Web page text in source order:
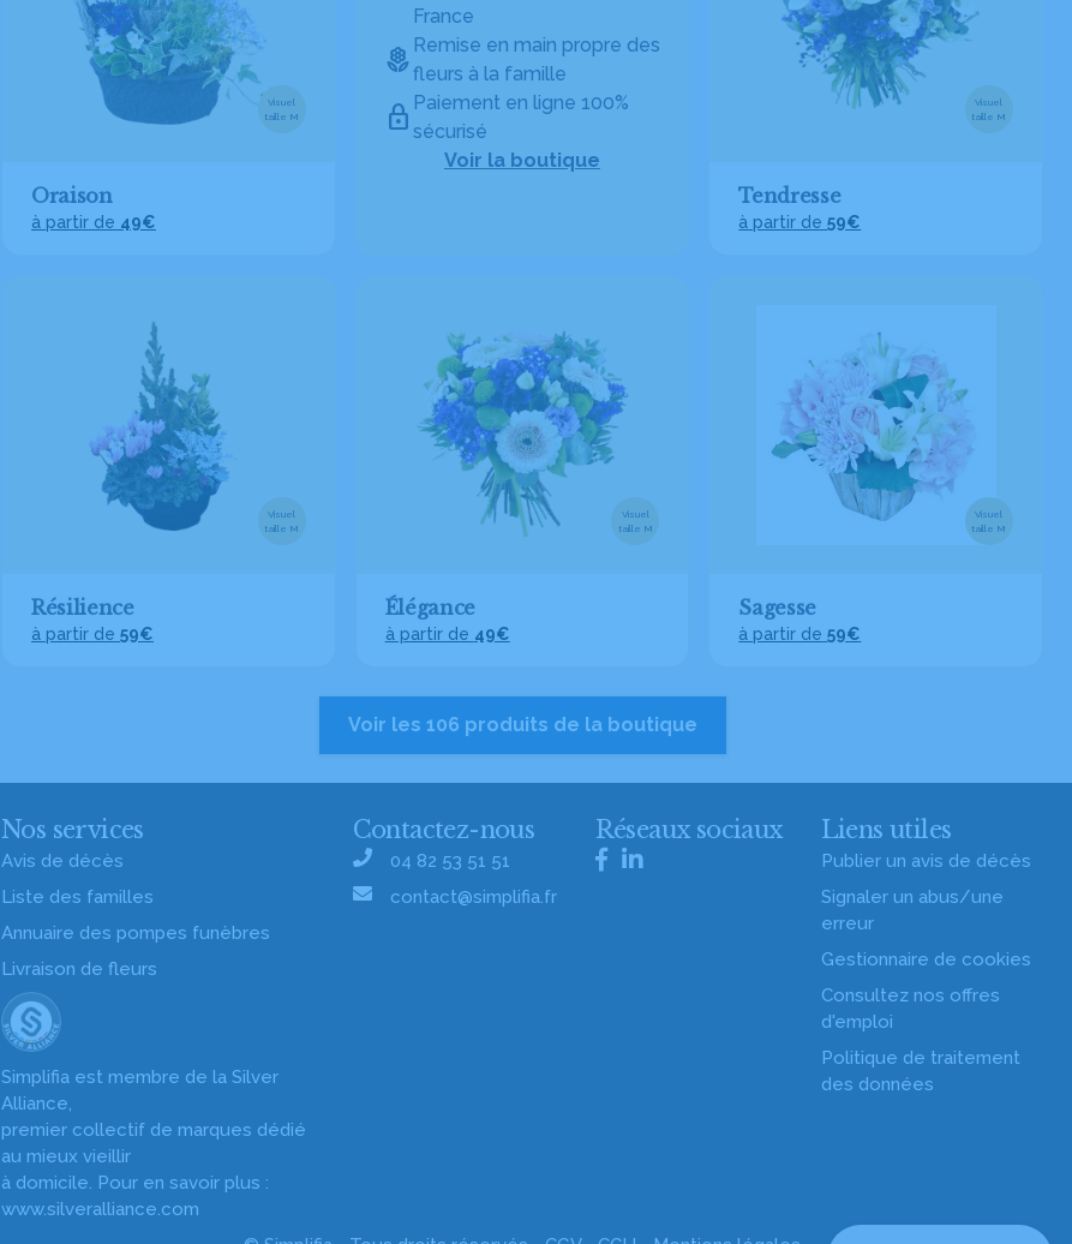
France
Remise en main propre des
fleurs à la famille
Paiement en ligne 100%
sécurisé
Voir la boutique
Visuel
taille M
Oraison
à partir de 49€
Visuel
taille M
Tendresse
à partir de59€
Visuel
taille M
Résilience
à partir de 59€
Visuel
taille M
Élégance
à partir de 49€
Visuel
taille M
Sagesse
à partir de59€
Voir les 106 produits de la boutique
Nos services
Avis de décès
Liste des familles
Annuaire des pompes funèbres
Livraison de fleurs
Simplifia est membre de la Silver
Alliance,
premier collectif de marques dédié
au mieux vieillir
à domicile. Pour en savoir plus :
www.silveralliance.com
Contactez-nous
04 82 53 51 51
contact@simplifia.fr
Réseaux sociaux Liens utiles
Publier un avis de décès
Signaler un abus/une
erreur
Gestionnaire de cookies
Consultez nos offres
d'emploi
Politique de traitement
des données